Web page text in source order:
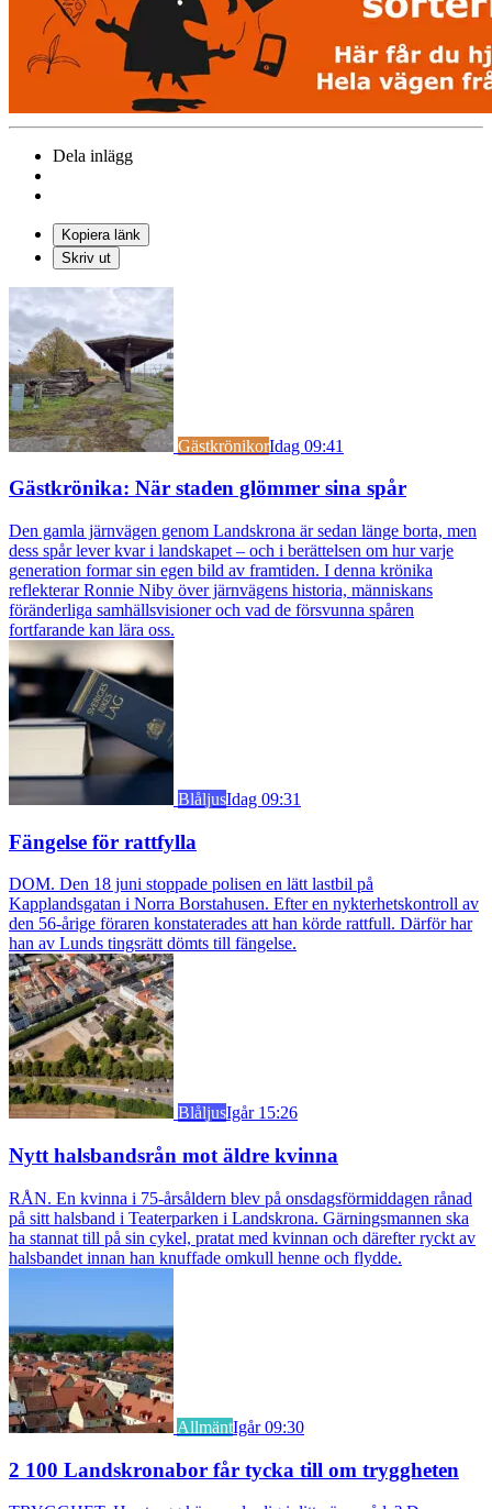
Dela inlägg
Kopiera länk
Skriv ut
GästkrönikorIdag 09:41
Gästkrönika: När staden glömmer sina spår
Den gamla järnvägen genom Landskrona är sedan länge borta, men
dess spår lever kvar i landskapet – och i berättelsen om hur varje
generation formar sin egen bild av framtiden. I denna krönika
reflekterar Ronnie Niby över järnvägens historia, människans
föränderliga samhällsvisioner och vad de försvunna spåren
fortfarande kan lära oss.
BlåljusIdag 09:31
Fängelse för rattfylla
DOM. Den 18 juni stoppade polisen en lätt lastbil på
Kapplandsgatan i Norra Borstahusen. Efter en nykterhetskontroll av
den 56-årige föraren konstaterades att han körde rattfull. Därför har
han av Lunds tingsrätt dömts till fängelse.
BlåljusIgår 15:26
Nytt halsbandsrån mot äldre kvinna
RÅN. En kvinna i 75-årsåldern blev på onsdagsförmiddagen rånad
på sitt halsband i Teaterparken i Landskrona. Gärningsmannen ska
ha stannat till på sin cykel, pratat med kvinnan och därefter ryckt av
halsbandet innan han knuffade omkull henne och flydde.
AllmäntIgår 09:30
2 100 Landskronabor får tycka till om tryggheten